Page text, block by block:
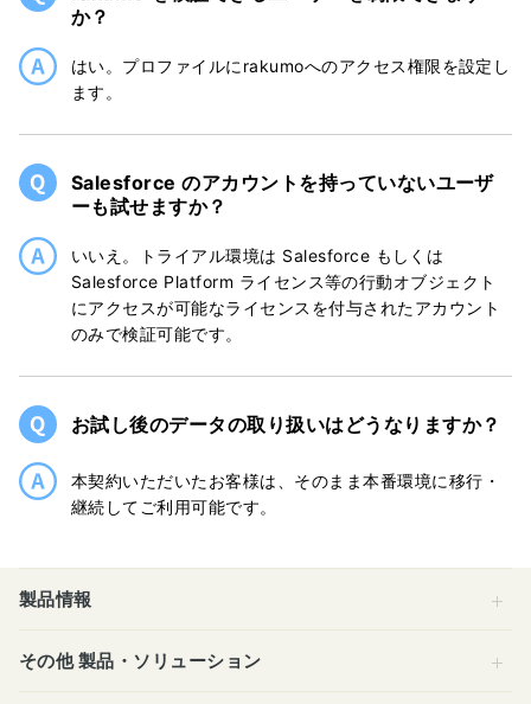
か？
はい。プロファイルにrakumoへのアクセス権限を設定し
ます。
Salesforce のアカウントを持っていないユーザ
ーも試せますか？
いいえ。トライアル環境は Salesforce もしくは
Salesforce Platform ライセンス等の行動オブジェクト
にアクセスが可能なライセンスを付与されたアカウント
のみで検証可能です。
お試し後のデータの取り扱いはどうなりますか？
本契約いただいたお客様は、そのまま本番環境に移行・
継続してご利用可能です。
製品情報
その他 製品・ソリューション